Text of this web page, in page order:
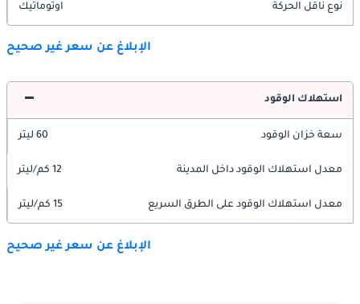
نوع ناقل الحركة اوتوماتيك
الإبلاغ عن سعر غير صحيح
استهلاك الوقود
سعة خزان الوقود 60 ليتر
معدل استهلاك الوقود داخل المدينة 12 كم/ليتر
معدل استهلاك الوقود على الطرق السريع 15 كم/ليتر
الإبلاغ عن سعر غير صحيح